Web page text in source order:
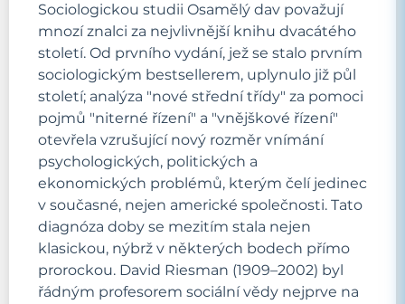
Sociologickou studii Osamělý dav považují
mnozí znalci za nejvlivnější knihu dvacátého
století. Od prvního vydání, jež se stalo prvním
sociologickým bestsellerem, uplynulo již půl
století; analýza "nové střední třídy" za pomoci
pojmů "niterné řízení" a "vnějškové řízení"
otevřela vzrušující nový rozměr vnímání
psychologických, politických a
ekonomických problémů, kterým čelí jedinec
v současné, nejen americké společnosti. Tato
diagnóza doby se mezitím stala nejen
klasickou, nýbrž v některých bodech přímo
prorockou. David Riesman (1909–2002) byl
řádným profesorem sociální vědy nejprve na